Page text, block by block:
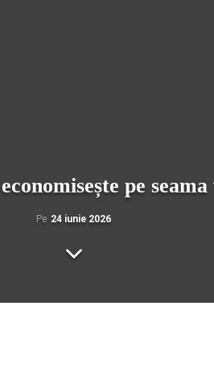
pe
Pe 24 iunie 2026